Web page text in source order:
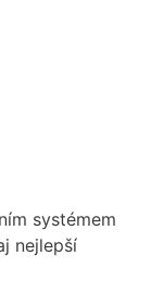
systémem
nejlepší